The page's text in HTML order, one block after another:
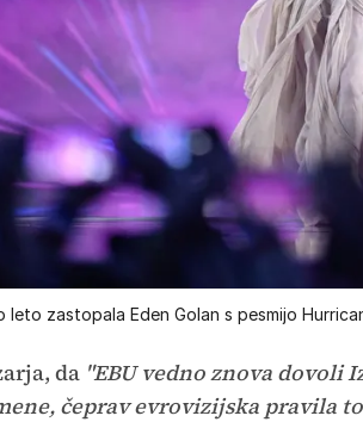
leto zastopala Eden Golan s pesmijo
da "EBU vedno znova dovoli
čeprav evrovizijska pravila